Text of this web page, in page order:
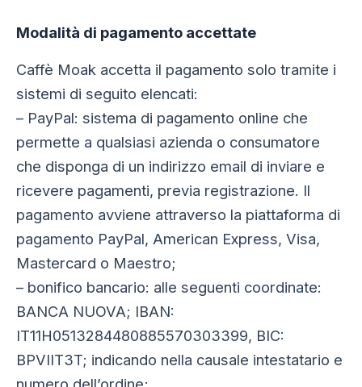
Modalità di pagamento accettate
Caffè Moak accetta il pagamento solo tramite i
sistemi di seguito elencati:
– PayPal: sistema di pagamento online che
permette a qualsiasi azienda o consumatore
che disponga di un indirizzo email di inviare e
ricevere pagamenti, previa registrazione. Il
pagamento avviene attraverso la piattaforma di
pagamento PayPal, American Express, Visa,
Mastercard o Maestro;
– bonifico bancario: alle seguenti coordinate:
BANCA NUOVA; IBAN:
IT11H0513284480885570303399, BIC:
BPVIIT3T; indicando nella causale intestatario e